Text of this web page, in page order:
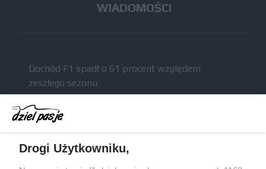
WIADOMOŚCI
Dochód F1 spadł o 61 procent względem
zeszłego sezonu
Obecne silniki muszą polegać na uczących się
algorytmach?
silnikiem dopiero w styczniu
Drogi Użytkowniku,